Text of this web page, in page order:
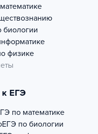
физике
к ЕГЭ
по математике
ЕГЭ по биологии